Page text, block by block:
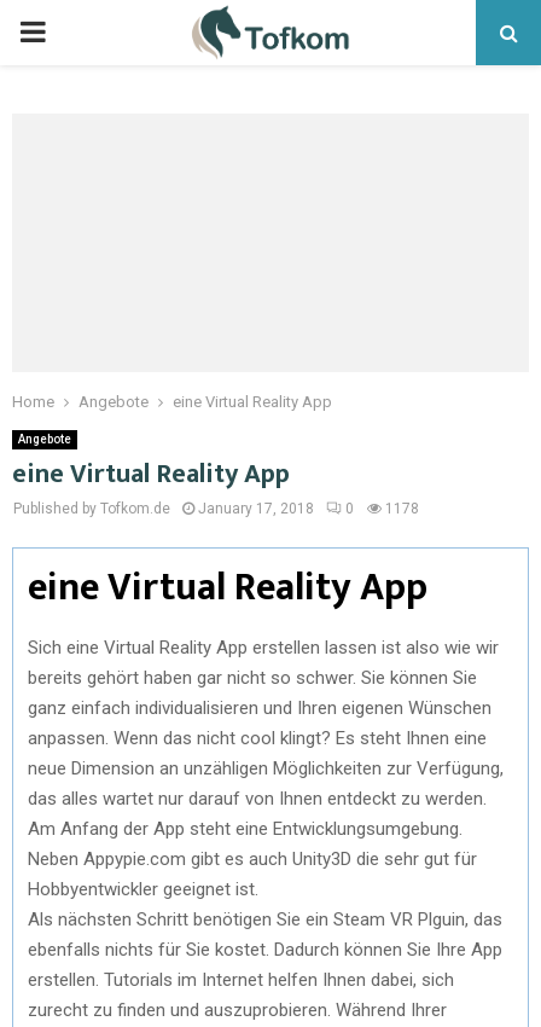
Home Angebote eine Virtual Reality App
Angebote
eine Virtual Reality App
Published by Tofkom.de January 17, 2018 0 1178
eine Virtual Reality App
Sich eine Virtual Reality App erstellen lassen ist also wie wir
bereits gehört haben gar nicht so schwer. Sie können Sie
ganz einfach individualisieren und Ihren eigenen Wünschen
anpassen. Wenn das nicht cool klingt? Es steht Ihnen eine
neue Dimension an unzähligen Möglichkeiten zur Verfügung,
das alles wartet nur darauf von Ihnen entdeckt zu werden.
Am Anfang der App steht eine Entwicklungsumgebung.
Neben Appypie.com gibt es auch Unity3D die sehr gut für
Hobbyentwickler geeignet ist.
Als nächsten Schritt benötigen Sie ein Steam VR Plguin, das
ebenfalls nichts für Sie kostet. Dadurch können Sie Ihre App
erstellen. Tutorials im Internet helfen Ihnen dabei, sich
zurecht zu finden und auszuprobieren. Während Ihrer